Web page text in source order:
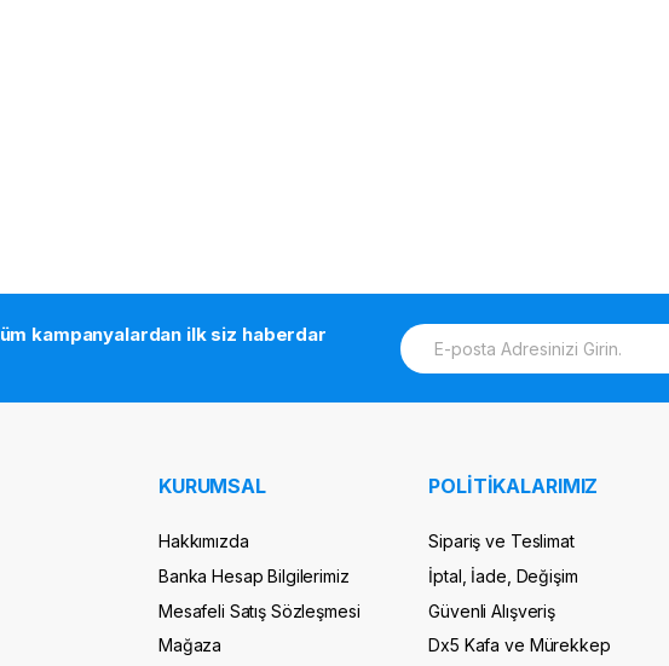
kampanyalardan ilk siz haberdar
E
m
i
KURUMSAL
Hakkımızda
Banka Hesap Bilgilerimiz
Mesafeli Satış Sözleşmesi
Mağaza
POLİTİKALARIMIZ
Sipariş ve Teslimat
İptal, İade, Değişim
Güvenli Alışveriş
Dx5 Kafa ve Mürekkep